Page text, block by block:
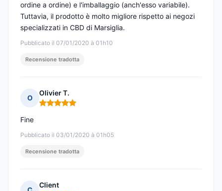
Pubblicato il 07/01/2020 à 01h10
ordine a ordine) e l'imballaggio (anch'esso variabile).
Tuttavia, il prodotto è molto migliore rispetto ai negozi
specializzati in CBD di Marsiglia.
Recensione tradotta
O
Olivier T.
Nota: 5 su 5
Pubblicato il 03/01/2020 à 01h05
Fine
Recensione tradotta
Client